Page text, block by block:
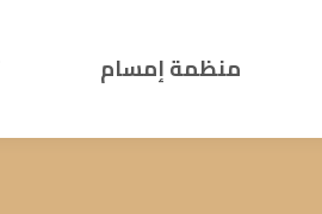
منظمة إمسام